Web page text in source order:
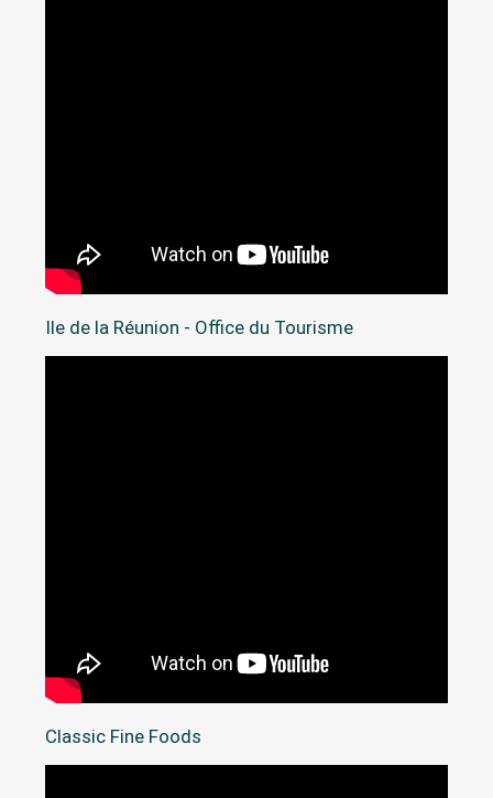
Ile de la Réunion - Office du Tourisme
Classic Fine Foods